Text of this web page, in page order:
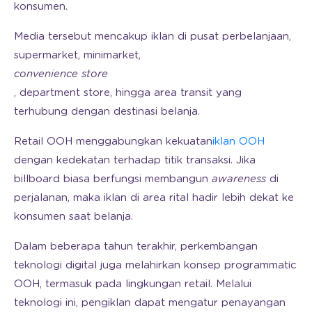
konsumen.
Media tersebut mencakup iklan di pusat perbelanjaan,
supermarket, minimarket,
convenience store
, department store, hingga area transit yang
terhubung dengan destinasi belanja.
Retail OOH menggabungkan kekuataniklan OOH
dengan kedekatan terhadap titik transaksi. Jika
billboard biasa berfungsi membangun awareness di
perjalanan, maka iklan di area rital hadir lebih dekat ke
konsumen saat belanja.
Dalam beberapa tahun terakhir, perkembangan
teknologi digital juga melahirkan konsep programmatic
OOH, termasuk pada lingkungan retail. Melalui
teknologi ini, pengiklan dapat mengatur penayangan